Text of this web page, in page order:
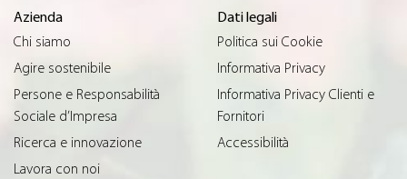
Azienda
Chi siamo
Agire sostenibile
Persone e Responsabilità
Sociale d’Impresa
Ricerca e innovazione
Lavora con noi
Dati legali
Politica sui Cookie
Informativa Privacy
Informativa Privacy Clienti e
Fornitori
Accessibilità